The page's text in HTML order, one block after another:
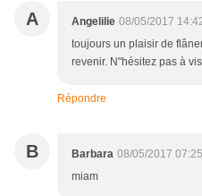
A Angelilie 08/05/2017
toujours un plaisir de
revenir. N"hésitez pas à
Répondre
B Barbara 08/05/2017 07:25
miam